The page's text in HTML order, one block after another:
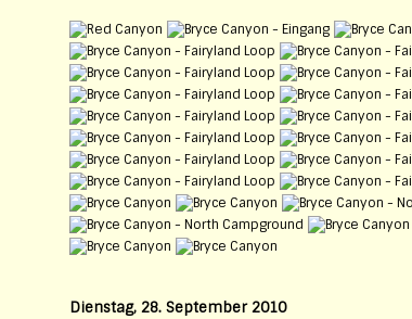
Dienstag, 28. September 2010